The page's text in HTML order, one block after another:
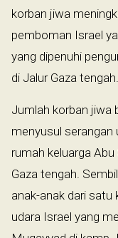
korban jiwa
pemboman Israel
yang dipenuhi
di Jalur Gaza tengah.
Jumlah korban jiwa
menyusul serangan
rumah keluarga
Gaza tengah.
anak-anak dari satu
udara Israel yang